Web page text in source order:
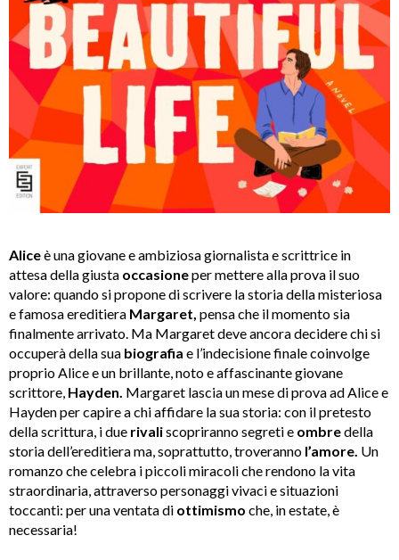
Aliceè una giovane e ambiziosa giornalista e scrittrice in
attesa della giusta occasioneper mettere alla prova il suo
valore: quando si propone di scrivere la storia della misteriosa
e famosa ereditiera Margaret, pensa che il momento sia
finalmente arrivato. Ma Margaret deve ancora decidere chi si
occuperà della sua biografia e l’indecisione finale coinvolge
proprio Alice e un brillante, noto e affascinante giovane
scrittore, Hayden. Margaret lascia un mese di prova ad Alice e
Hayden per capire a chi affidare la sua storia: con il pretesto
della scrittura, i due rivaliscopriranno segreti e ombredella
storia dell’ereditiera ma, soprattutto, troveranno l’amore. Un
romanzo che celebra i piccoli miracoli che rendono la vita
straordinaria, attraverso personaggi vivaci e situazioni
toccanti: per una ventata di ottimismo che, in estate, è
necessaria!